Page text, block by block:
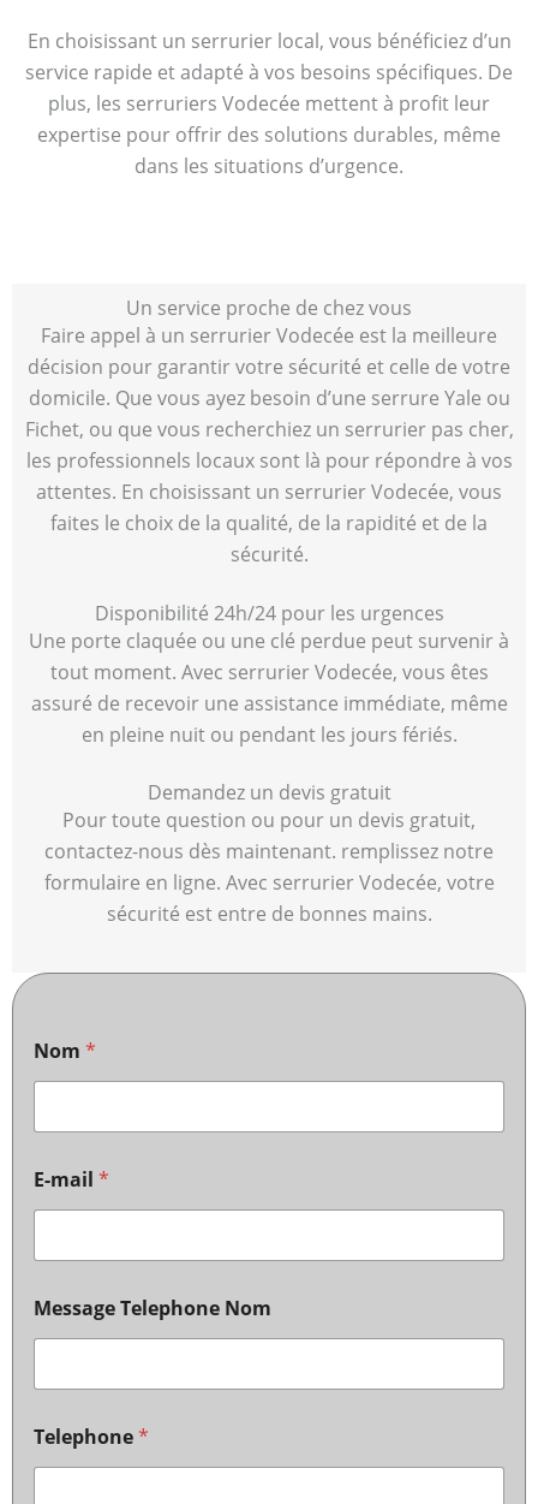
En choisissant un serrurier local, vous bénéficiez d’un
service rapide et adapté à vos besoins spécifiques. De
plus, les serruriers Vodecée mettent à profit leur
expertise pour offrir des solutions durables, même
dans les situations d’urgence.
Un service proche de chez vous
Faire appel à un serrurier Vodecée est la meilleure
décision pour garantir votre sécurité et celle de votre
domicile. Que vous ayez besoin d’une serrure Yale ou
Fichet, ou que vous recherchiez un serrurier pas cher,
les professionnels locaux sont là pour répondre à vos
attentes. En choisissant un serrurier Vodecée, vous
faites le choix de la qualité, de la rapidité et de la
sécurité.
Disponibilité 24h/24 pour les urgences
Une porte claquée ou une clé perdue peut survenir à
tout moment. Avec serrurier Vodecée, vous êtes
assuré de recevoir une assistance immédiate, même
en pleine nuit ou pendant les jours fériés.
Demandez un devis gratuit
Pour toute question ou pour un devis gratuit,
contactez-nous dès maintenant. remplissez notre
formulaire en ligne. Avec serrurier Vodecée, votre
sécurité est entre de bonnes mains.
Nom *
E-mail *
Message Telephone Nom
Telephone*